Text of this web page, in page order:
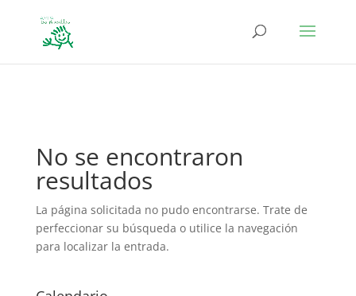
No se encontraron
resultados
La página solicitada no pudo encontrarse. Trate de
perfeccionar su búsqueda o utilice la navegación
para localizar la entrada.